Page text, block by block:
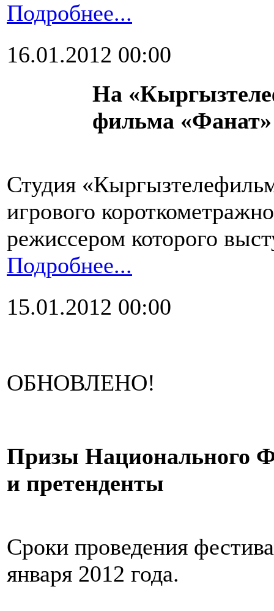
Подробнее...
16.01.2012 00:00
На
фильма «Фанат»
Студия
игрового
режиссером которого
Подробнее...
15.01.2012 00:00
ОБНОВЛЕНО!
Призы Национального
и претенденты
Сроки проведения
января 2012 года.